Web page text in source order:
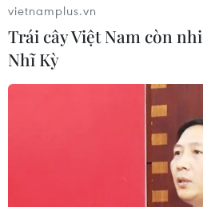
Ngân hàng Nhà nước
vietnamplus.vn
Trái cây Việt Nam còn
Nhĩ Kỳ